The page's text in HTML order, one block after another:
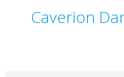
Caverion